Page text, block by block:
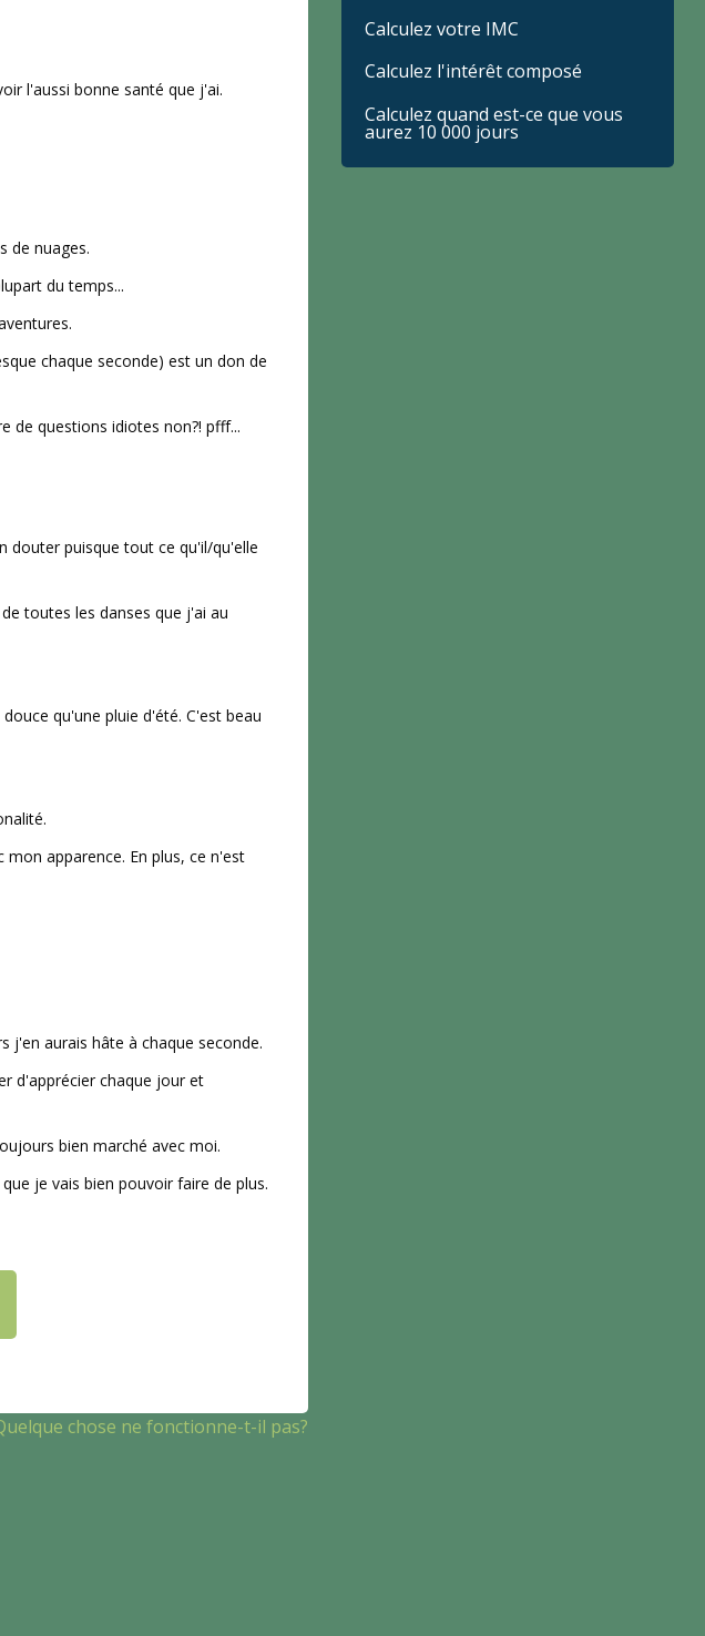
l'aussi bonne santé que j'ai.
de nuages.
du temps...
chaque seconde) est un don de
de questions idiotes non?! pfff...
douter puisque tout ce qu'il/qu'elle
toutes les danses que j'ai au
qu'une pluie d'été. C'est beau
apparence. En plus, ce n'est
j'en aurais hâte à chaque seconde.
d'apprécier chaque jour et
bien marché avec moi.
je vais bien pouvoir faire de plus.
chose ne fonctionne-t-il pas?
Calculez votre IMC
Calculez l'intérêt composé
Calculez quand est-ce que vous
aurez 10 000 jours